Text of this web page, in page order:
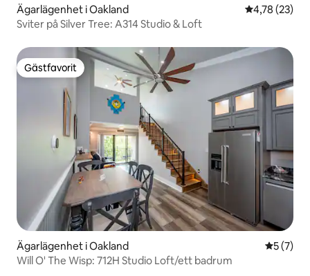
Ägarlägenhet i Oakland 4,78 av 5 i
4,78 (23)
Sviter på Silver Tree: A314 Studio & Loft
Gästfavorit
Gästfavorit
Ägarlägenhet i Oakland 5 av 5 i
5 (7)
Will O' The Wisp: 712H Studio Loft/ett badrum